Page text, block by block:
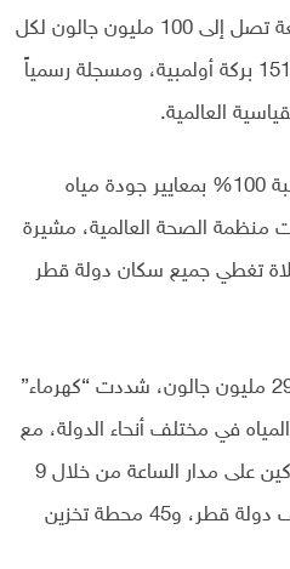
الأكبر على مستوى العالم، بسعة تصل إلى 100 مليون جالون لكل
خزان، وهي تكفي لملء حوالي 151 بركة أولمبية، ومسجلة رسمياً
العالمية.
وأكدت “كهرماء” أنها تلتزم بنسبة 100% بمعايير جودة مياه
الصحة العالمية، مشيرة
تغطي جميع سكان دولة قطر
وبإجمالي سعة تخزينية تبلغ 2924 مليون جالون، شددت “كهرماء”
في مختلف أنحاء الدولة، مع
الحرص على ضخ المياه للمشتركين على مدار الساعة من خلال 9
محطات إنتاج موزعة على أطراف دولة قطر، و45 محطة تخزين